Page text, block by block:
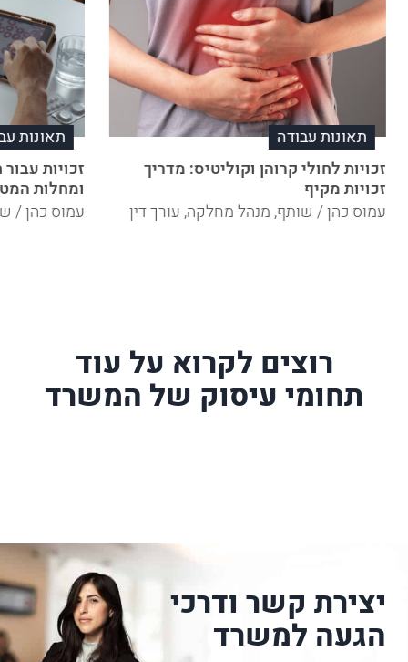
תאונות עבודה
זכויות לחולי קרוהן וקוליטיס: מדריך
זכויות מקיף
עמוס כהן / שותף, מנהל מחלקה, עורך דין
תאונות
זכויות
ומחלות
עמוס כהן /
רוצים לקרוא על עוד
תחומי עיסוק של המשרד
יצירת קשר ודרכי
הגעה למשרד